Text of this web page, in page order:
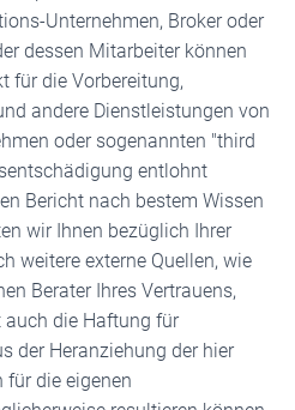
Unternehmen, Broker oder
dessen Mitarbeiter können
für die Vorbereitung,
andere Dienstleistungen von
oder sogenannten "third
entlohnt
Bericht nach bestem Wissen
wir Ihnen bezüglich Ihrer
weitere externe Quellen, wie
Berater Ihres Vertrauens,
auch die Haftung für
der Heranziehung der hier
für die eigenen